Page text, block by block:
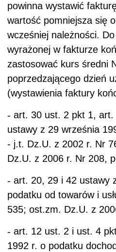
powinna wystawić
wartość pomniejsza się
wcześniej należności.
wyrażonej w fakturze
zastosować kurs średni
poprzedzającego dzień
(wystawienia faktury
- art. 30 ust. 2 pkt 1,
ustawy z 29 września
- j.t. Dz.U. z 2002 r. Nr
Dz.U. z 2006 r. Nr 208,
- art. 20, 29 i 42 ustawy
podatku od towarów i
535; ost.zm. Dz.U. z
- art. 12 ust. 2 i ust. 4
1992 r. o podatku